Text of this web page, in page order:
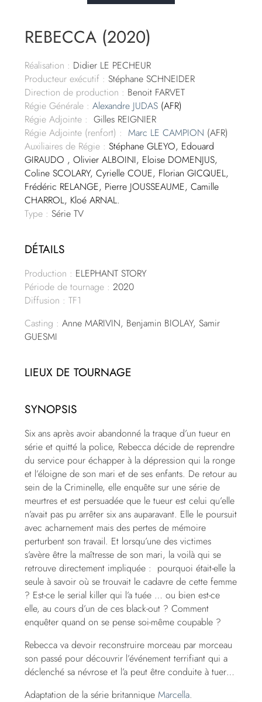
REBECCA (2020)
Réalisation : Didier LE PECHEUR
Producteur exécutif : Stéphane SCHNEIDER
Direction de production : Benoit FARVET
Régie Générale :Alexandre JUDAS (AFR)
Régie Adjointe : Gilles REIGNIER
Régie Adjointe (renfort) : Marc LE CAMPION (AFR)
Auxiliaires de Régie :Stéphane GLEYO, Edouard
GIRAUDO , Olivier ALBOINI, Eloise DOMENJUS,
Coline SCOLARY, Cyrielle COUE, Florian GICQUEL,
Frédéric RELANGE, Pierre JOUSSEAUME, Camille
CHARROL, Kloé ARNAL.
Type : Série TV
DÉTAILS
Production : ELEPHANT STORY
Période de tournage : 2020
Diffusion : TF1
Casting : Anne MARIVIN, Benjamin BIOLAY, Samir
GUESMI
LIEUX DE TOURNAGE
SYNOPSIS
Six ans après avoir abandonné la traque d’un tueur en
série et quitté la police, Rebecca décide de reprendre
du service pour échapper à la dépression qui la ronge
et l’éloigne de son mari et de ses enfants. De retour au
sein de la Criminelle, elle enquête sur une série de
meurtres et est persuadée que le tueur est celui qu’elle
n’avait pas pu arrêter six ans auparavant. Elle le poursuit
avec acharnement mais des pertes de mémoire
perturbent son travail. Et lorsqu’une des victimes
s’avère être la maîtresse de son mari, la voilà qui se
retrouve directement impliquée : pourquoi était-elle la
seule à savoir où se trouvait le cadavre de cette femme
? Est-ce le serial killer qui l’a tuée … ou bien est-ce
elle, au cours d’un de ces black-out ? Comment
enquêter quand on se pense soi-même coupable ?
Rebecca va devoir reconstruire morceau par morceau
son passé pour découvrir l’événement terrifiant qui a
déclenché sa névrose et l’a peut être conduite à tuer…
Adaptation de la série britanniqueMarcella.